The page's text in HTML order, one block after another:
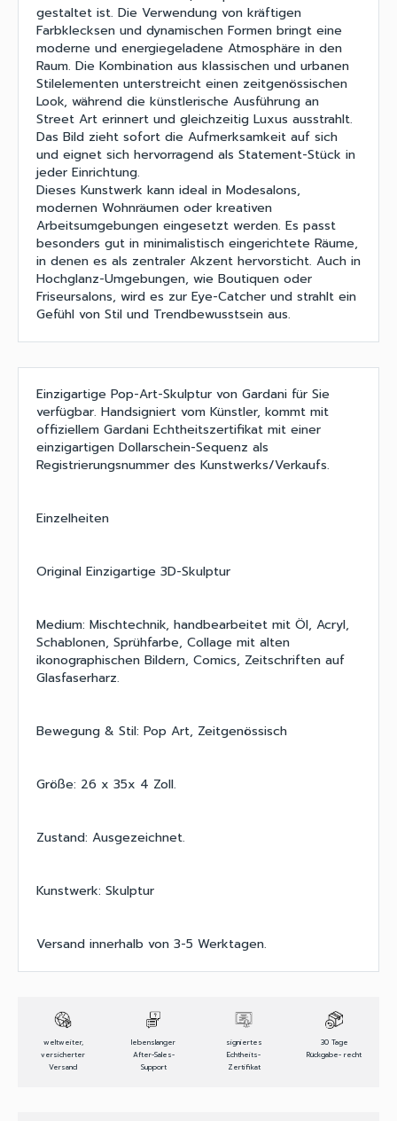
gestaltet ist. Die Verwendung von kräftigen
Farbklecksen und dynamischen Formen bringt eine
moderne und energiegeladene Atmosphäre in den
Raum. Die Kombination aus klassischen und urbanen
Stilelementen unterstreicht einen zeitgenössischen
Look, während die künstlerische Ausführung an
Street Art erinnert und gleichzeitig Luxus ausstrahlt.
Das Bild zieht sofort die Aufmerksamkeit auf sich
und eignet sich hervorragend als Statement-Stück in
jeder Einrichtung.
Dieses Kunstwerk kann ideal in Modesalons,
modernen Wohnräumen oder kreativen
Arbeitsumgebungen eingesetzt werden. Es passt
besonders gut in minimalistisch eingerichtete Räume,
in denen es als zentraler Akzent hervorsticht. Auch in
Hochglanz-Umgebungen, wie Boutiquen oder
Friseursalons, wird es zur Eye-Catcher und strahlt ein
Gefühl von Stil und Trendbewusstsein aus.
Einzigartige Pop-Art-Skulptur von Gardani für Sie
verfügbar. Handsigniert vom Künstler, kommt mit
offiziellem Gardani Echtheitszertifikat mit einer
einzigartigen Dollarschein-Sequenz als
Registrierungsnummer des Kunstwerks/Verkaufs.
Einzelheiten
Original Einzigartige 3D-Skulptur
Medium: Mischtechnik, handbearbeitet mit Öl, Acryl,
Schablonen, Sprühfarbe, Collage mit alten
ikonographischen Bildern, Comics, Zeitschriften auf
Glasfaserharz.
Bewegung & Stil: Pop Art, Zeitgenössisch
Größe: 26 x 35x 4 Zoll.
Zustand: Ausgezeichnet.
Kunstwerk: Skulptur
Versand innerhalb von 3-5 Werktagen.
weltweiter,
versicherter
Versand
lebenslanger
After-Sales-
Support
signiertes
Echtheits-
Zertifikat
30 Tage
Rückgabe- recht